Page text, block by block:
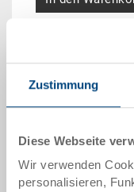
Zustimmung
Diese Webseite
Wir verwenden
personalisieren,
ab 10 Stück
ab 50 Stück
ab 100 Stück
ab 250 Stück